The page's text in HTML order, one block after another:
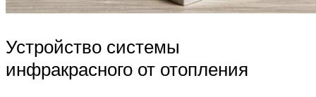
Устройство системы
инфракрасного от отопления